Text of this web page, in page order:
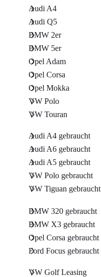
Audi A4
Audi Q5
BMW 2er
BMW 5er
Opel Adam
Opel Corsa
Opel Mokka
VW Polo
VW Touran
Audi A4 gebraucht
Audi A6 gebraucht
Audi A5 gebraucht
VW Polo gebraucht
VW Tiguan gebraucht
BMW 320 gebraucht
BMW X3 gebraucht
Opel Corsa gebraucht
Ford Focus gebraucht
VW Golf Leasing